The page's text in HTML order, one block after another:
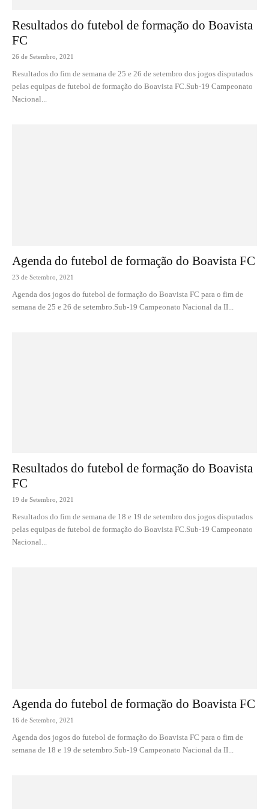
Resultados do futebol de formação do Boavista
FC
26 de Setembro, 2021
Resultados do fim de semana de 25 e 26 de setembro dos jogos disputados
pelas equipas de futebol de formação do Boavista FC.Sub-19 Campeonato
Nacional...
Agenda do futebol de formação do Boavista FC
23 de Setembro, 2021
Agenda dos jogos do futebol de formação do Boavista FC para o fim de
semana de 25 e 26 de setembro.Sub-19 Campeonato Nacional da II...
Resultados do futebol de formação do Boavista
FC
19 de Setembro, 2021
Resultados do fim de semana de 18 e 19 de setembro dos jogos disputados
pelas equipas de futebol de formação do Boavista FC.Sub-19 Campeonato
Nacional...
Agenda do futebol de formação do Boavista FC
16 de Setembro, 2021
Agenda dos jogos do futebol de formação do Boavista FC para o fim de
semana de 18 e 19 de setembro.Sub-19 Campeonato Nacional da II...